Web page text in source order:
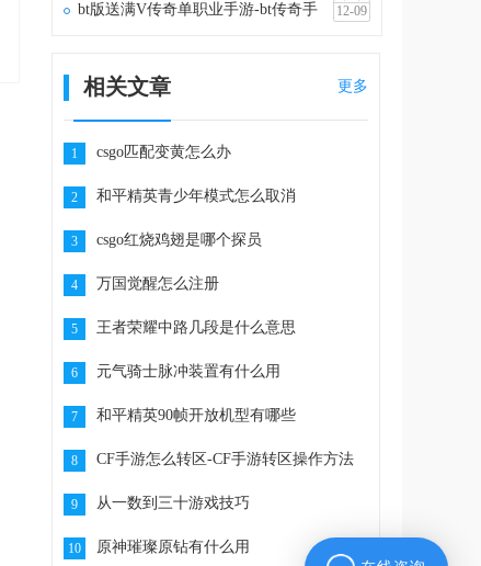
12-09
bt版送满V传奇单职业手游-bt传奇手
相关文章 更多
1 csgo匹配变黄怎么办
2 和平精英青少年模式怎么取消
3 csgo红烧鸡翅是哪个探员
4 万国觉醒怎么注册
5 王者荣耀中路几段是什么意思
6 元气骑士脉冲装置有什么用
7 和平精英90帧开放机型有哪些
8 CF手游怎么转区-CF手游转区操作方法
9 从一数到三十游戏技巧
10
原神璀璨原钻有什么用